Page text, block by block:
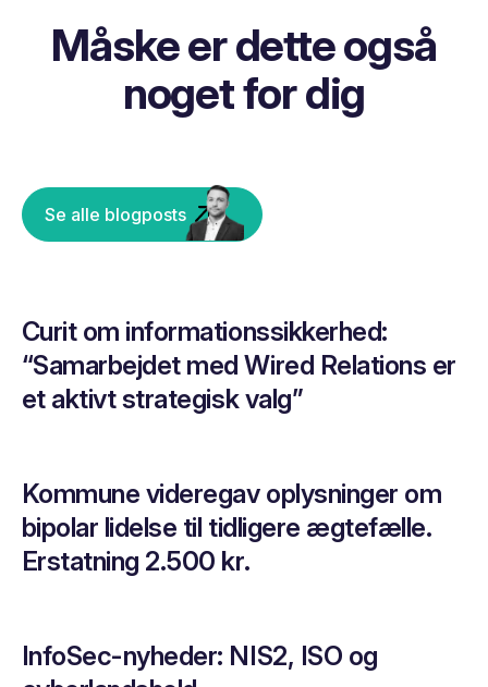
Måske er dette også
noget for dig
Se alle blogposts
Curit om informationssikkerhed:
“Samarbejdet med Wired Relations er
et aktivt strategisk valg”
Kommune videregav oplysninger om
bipolar lidelse til tidligere ægtefælle.
Erstatning 2.500 kr.
InfoSec-nyheder: NIS2, ISO og